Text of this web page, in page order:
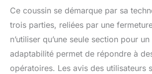
Ce coussin se démarque par sa
trois parties, reliées par une
n’utiliser qu’une seule section pour
adaptabilité permet de répondre à
opératoires. Les avis des utilisateurs